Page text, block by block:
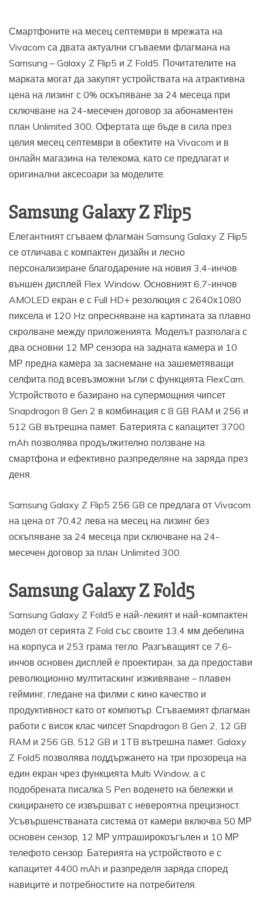
Смартфоните на месец септември в мрежата на
Vivacom са двата актуални сгъваеми флагмана на
Samsung – Galaxy Z Flip5 и Z Fold5. Почитателите на
марката могат да закупят устройствата на атрактивна
цена на лизинг с 0% оскъпяване за 24 месеца при
сключване на 24-месечен договор за абонаментен
план Unlimited 300. Офертата ще бъде в сила през
целия месец септември в обектите на Vivacom и в
онлайн магазина на телекома, като се предлагат и
оригинални аксесоари за моделите.
Samsung Galaxy Z Flip5
Елегантният сгъваем флагман Samsung Galaxy Z Flip5
се отличава с компактен дизайн и лесно
персонализиране благодарение на новия 3,4-инчов
външен дисплей Flex Window. Основният 6,7-инчов
AMOLED екран е с Full HD+ резолюция с 2640х1080
пиксела и 120 Hz опресняване на картината за плавно
скролване между приложенията. Моделът разполага с
два основни 12 МР сензора на задната камера и 10
МР предна камера за заснемане на зашеметяващи
селфита под всевъзможни ъгли с функцията FlexCam.
Устройството е базирано на супермощния чипсет
Snapdragon 8 Gen 2 в комбинация с 8 GB RAM и 256 и
512 GB вътрешна памет. Батерията с капацитет 3700
mAh позволява продължително ползване на
смартфона и ефективно разпределяне на заряда през
деня.
Samsung Galaxy Z Flip5 256 GB се предлага от Vivacom
на цена от 70,42 лева на месец на лизинг без
оскъпяване за 24 месеца при сключване на 24-
месечен договор за план Unlimited 300.
Samsung Galaxy Z Fold5
Samsung Galaxy Z Fold5 е най-лекият и най-компактен
модел от серията Z Fold със своите 13,4 мм дебелина
на корпуса и 253 грама тегло. Разгъващият се 7,6-
инчов основен дисплей е проектиран, за да предостави
революционно мултитаскинг изживяване – плавен
гейминг, гледане на филми с кино качество и
продуктивност като от компютър. Сгъваемият флагман
работи с висок клас чипсет Snapdragon 8 Gen 2, 12 GB
RAM и 256 GB, 512 GB и 1TB вътрешна памет. Galaxy
Z Fold5 позволява поддържането на три прозореца на
един екран чрез функцията Multi Window, а с
подобрената писалка S Pen воденето на бележки и
скицирането се извършват с невероятна прецизност.
Усъвършенстваната система от камери включва 50 МР
основен сензор, 12 МР ултраширокоъгълен и 10 МР
телефото сензор. Батерията на устройството е с
капацитет 4400 mAh и разпределя заряда според
навиците и потребностите на потребителя.